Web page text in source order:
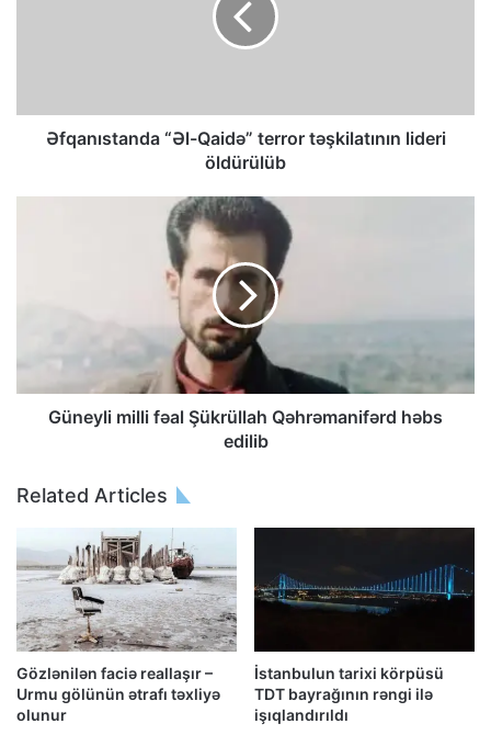
Əfqanıstanda “Əl-Qaidə” terror təşkilatının lideri
öldürülüb
Güneyli milli fəal Şükrüllah Qəhrəmanifərd həbs
edilib
Related Articles
Gözlənilən faciə reallaşır –
Urmu gölünün ətrafı təxliyə
olunur
İstanbulun tarixi körpüsü
TDT bayrağının rəngi ilə
işıqlandırıldı